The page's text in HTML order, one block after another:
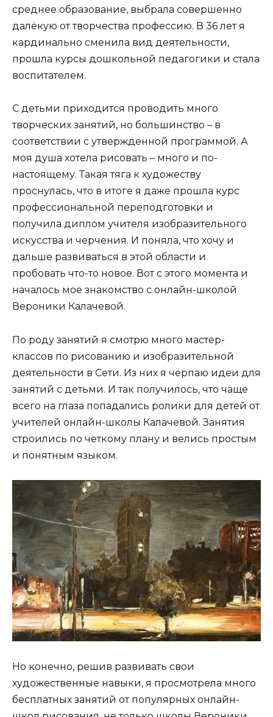
среднее образование, выбрала совершенно
далёкую от творчества профессию. В 36 лет я
кардинально сменила вид деятельности,
прошла курсы дошкольной педагогики и стала
воспитателем.
С детьми приходится проводить много
творческих занятий, но большинство – в
соответствии с утвержденной программой. А
моя душа хотела рисовать – много и по-
настоящему. Такая тяга к художеству
проснулась, что в итоге я даже прошла курс
профессиональной переподготовки и
получила диплом учителя изобразительного
искусства и черчения. И поняла, что хочу и
дальше развиваться в этой области и
пробовать что-то новое. Вот с этого момента и
началось моё знакомство с онлайн-школой
Вероники Калачевой.
По роду занятий я смотрю много мастер-
классов по рисованию и изобразительной
деятельности в Сети. Из них я черпаю идеи для
занятий с детьми. И так получилось, что чаще
всего на глаза попадались ролики для детей от
учителей онлайн-школы Калачевой. Занятия
строились по четкому плану и велись простым
и понятным языком.
Но конечно, решив развивать свои
художественные навыки, я просмотрела много
бесплатных занятий от популярных онлайн-